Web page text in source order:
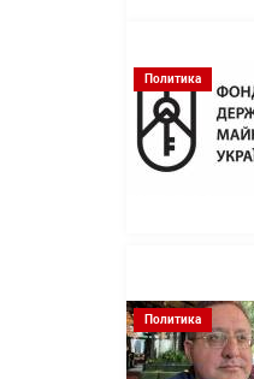
Политика
Политика